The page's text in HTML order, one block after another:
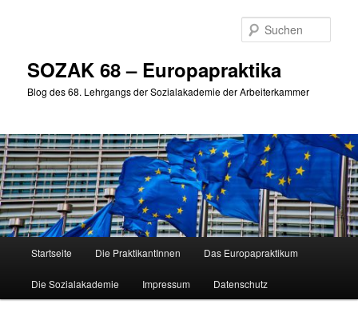
SOZAK 68 – Europapraktika
Blog des 68. Lehrgangs der Sozialakademie der Arbeiterkammer
Startseite Die PraktikantInnen Das Europapraktikum
Die Sozialakademie Impressum Datenschutz